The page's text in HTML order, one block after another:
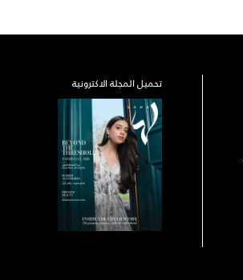
تحميل المجلة الاكترونية